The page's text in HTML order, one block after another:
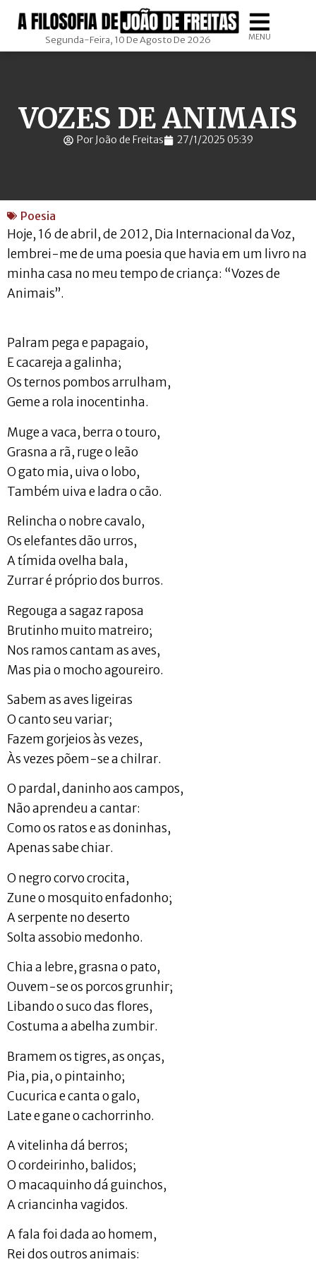
Segunda-Feira, 10 De Agosto De 2026 MENU
VOZES DE ANIMAIS
Por João de Freitas 27/1/2025 05:39
Poesia
Hoje, 16 de abril, de 2012, Dia Internacional da Voz,
lembrei-me de uma poesia que havia em um livro na
minha casa no meu tempo de criança: “Vozes de
Animais”.
Palram pega e papagaio,
E cacareja a galinha;
Os ternos pombos arrulham,
Geme a rola inocentinha.
Muge a vaca, berra o touro,
Grasna a rã, ruge o leão
O gato mia, uiva o lobo,
Também uiva e ladra o cão.
Relincha o nobre cavalo,
Os elefantes dão urros,
A tímida ovelha bala,
Zurrar é próprio dos burros.
Regouga a sagaz raposa
Brutinho muito matreiro;
Nos ramos cantam as aves,
Mas pia o mocho agoureiro.
Sabem as aves ligeiras
O canto seu variar;
Fazem gorjeios às vezes,
Às vezes põem-se a chilrar.
O pardal, daninho aos campos,
Não aprendeu a cantar:
Como os ratos e as doninhas,
Apenas sabe chiar.
O negro corvo crocita,
Zune o mosquito enfadonho;
A serpente no deserto
Solta assobio medonho.
Chia a lebre, grasna o pato,
Ouvem-se os porcos grunhir;
Libando o suco das flores,
Costuma a abelha zumbir.
Bramem os tigres, as onças,
Pia, pia, o pintainho;
Cucurica e canta o galo,
Late e gane o cachorrinho.
A vitelinha dá berros;
O cordeirinho, balidos;
O macaquinho dá guinchos,
A criancinha vagidos.
A fala foi dada ao homem,
Rei dos outros animais: